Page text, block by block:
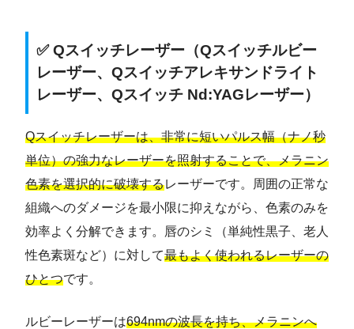
✅ Qスイッチレーザー（Qスイッチルビー
レーザー、Qスイッチアレキサンドライト
レーザー、Qスイッチ Nd:YAGレーザー）
Qスイッチレーザーは、非常に短いパルス幅（ナノ秒
単位）の強力なレーザーを照射することで、メラニン
色素を選択的に破壊するレーザーです。周囲の正常な
組織へのダメージを最小限に抑えながら、色素のみを
効率よく分解できます。唇のシミ（単純性黒子、老人
性色素斑など）に対して最もよく使われるレーザーの
ひとつです。
ルビーレーザーは694nmの波長を持ち、メラニンへ